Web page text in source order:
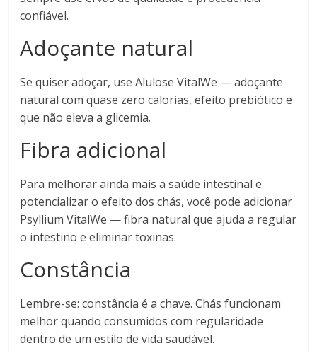
confiável.
Adoçante natural
Se quiser adoçar, use Alulose VitalWe — adoçante
natural com quase zero calorias, efeito prebiótico e
que não eleva a glicemia.
Fibra adicional
Para melhorar ainda mais a saúde intestinal e
potencializar o efeito dos chás, você pode adicionar
Psyllium VitalWe — fibra natural que ajuda a regular
o intestino e eliminar toxinas.
Constância
Lembre-se: constância é a chave. Chás funcionam
melhor quando consumidos com regularidade
dentro de um estilo de vida saudável.